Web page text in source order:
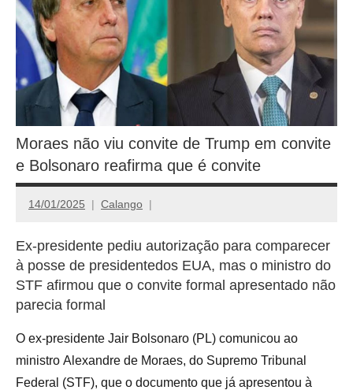
Moraes não viu convite de Trump em convite
e Bolsonaro reafirma que é convite
14/01/2025 Calango
Ex-presidente pediu autorização para comparecer
à posse de presidentedos EUA, mas o ministro do
STF afirmou que o convite formal apresentado não
parecia formal
O ex-presidente Jair Bolsonaro (PL) comunicou ao
ministro Alexandre de Moraes, do Supremo Tribunal
Federal (STF), que o documento que já apresentou à